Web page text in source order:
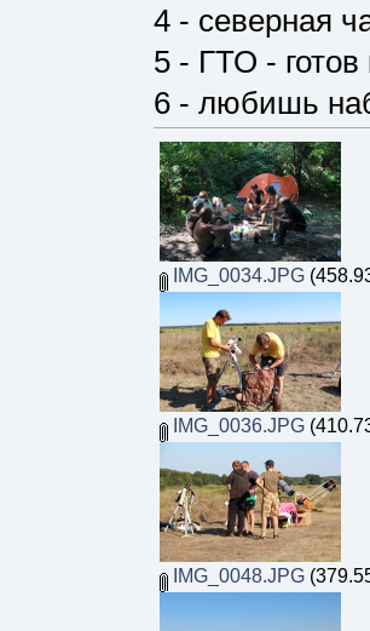
4 - северная
5 - ГТО -
6 - любишь
IMG_0034.JPG
IMG_0036.JPG
IMG_0048.JPG